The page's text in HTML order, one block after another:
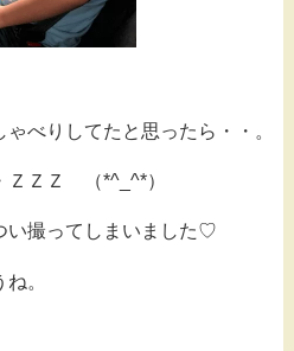
べりしてたと思ったら・・。
ＺＺＺ （*^_^*）
い撮ってしまいました♡
。